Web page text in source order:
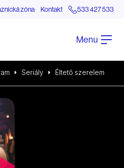
zóna Kontakt 533 427 533
Menu
Seriály Éltető szerelem